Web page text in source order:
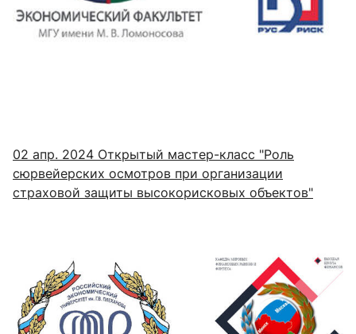
02 апр. 2024 Открытый мастер-класс "Роль
сюрвейерских осмотров при организации
страховой защиты высокорисковых объектов"